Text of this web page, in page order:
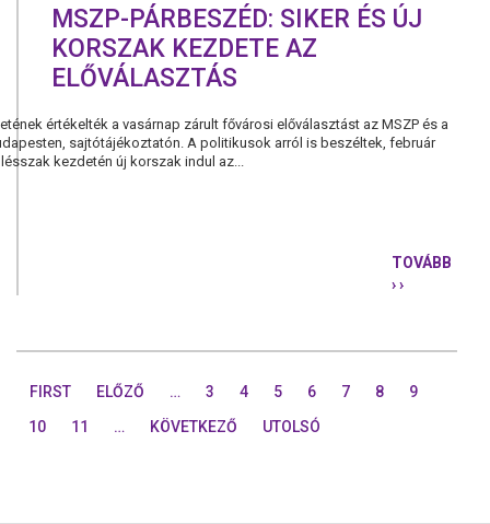
MSZP-PÁRBESZÉD: SIKER ÉS ÚJ
KORSZAK KEZDETE AZ
ELŐVÁLASZTÁS
értékelték a vasárnap zárult fővárosi előválasztást az MSZP és a
sajtótájékoztatón. A politikusok arról is beszéltek, február
kezdetén új korszak indul az...
TOVÁBB
› ›
ÉS
KORSZAK
FIRST ELŐZŐ … 3 4 5 6 7 8
9
10
11 … KÖVETKEZŐ UTOLSÓ